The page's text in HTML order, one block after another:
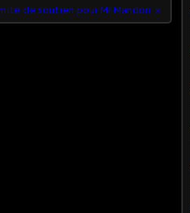
de soutien pour Mr Mandon